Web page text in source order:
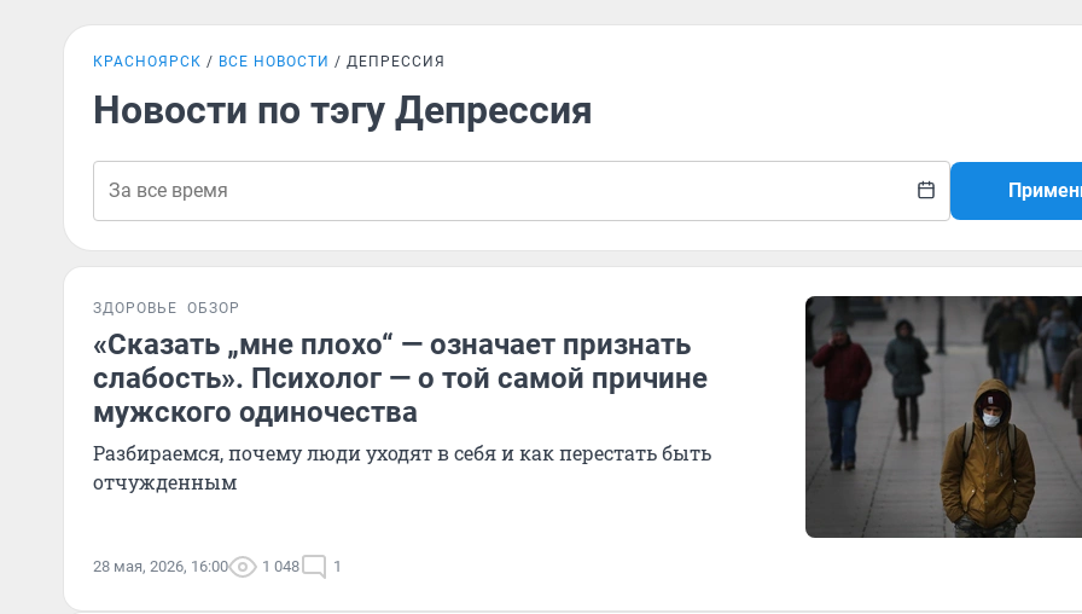
КРАСНОЯРСК ВСЕ НОВОСТИ ДЕПРЕССИЯ
Новости по тэгу Депрессия
ЗДОРОВЬЕ ОБЗОР
«Сказать „мне плохо“ — означает признать
слабость». Психолог — о той самой причине
мужского одиночества
Разбираемся, почему люди уходят в себя и как перестать быть
отчужденным
28 мая, 2026, 16:00 1 048 1